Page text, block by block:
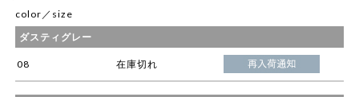
color／size
ダスティグレー
08 在庫切れ